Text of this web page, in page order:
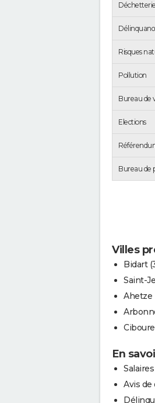
Risques
Pollution
Bureau de
Elections
Bureau de
Villes
Bidart
Saint-
Ahetze
Ciboure
En
Avis de